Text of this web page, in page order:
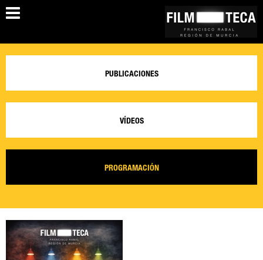
PUBLICACIONES
VÍDEOS
PROGRAMACIÓN